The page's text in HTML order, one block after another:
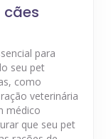
cães
para
seu pet
como
veterinária
médico
que seu pet